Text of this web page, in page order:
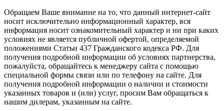
Обращаем Ваше внимание на то, что данный интернет-сайт
носит исключительно информационный характер, вся
информация носит ознакомительный характер и ни при каких
условиях не является публичной офертой, определяемой
положениями Статьи 437 Гражданского кодекса РФ. Для
получения подробной информации об условиях партнерства,
пожалуйста, обращайтесь к менеджеру сайта с помощью
специальной формы связи или по телефону на сайте. Для
получения подробной информации о наличии и стоимости
указанных товаров и (или) услуг, просим Вам обращаться к
нашим дилерам, указанным на сайте.